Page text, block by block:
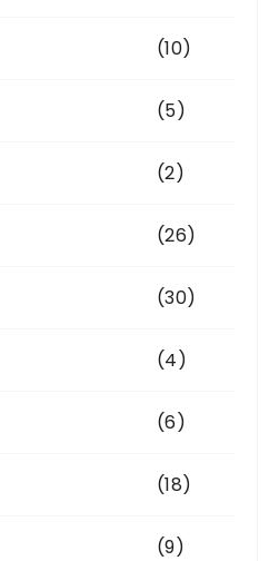
(10)
(5)
(2)
(26)
(30)
(4)
(6)
(18)
(9)